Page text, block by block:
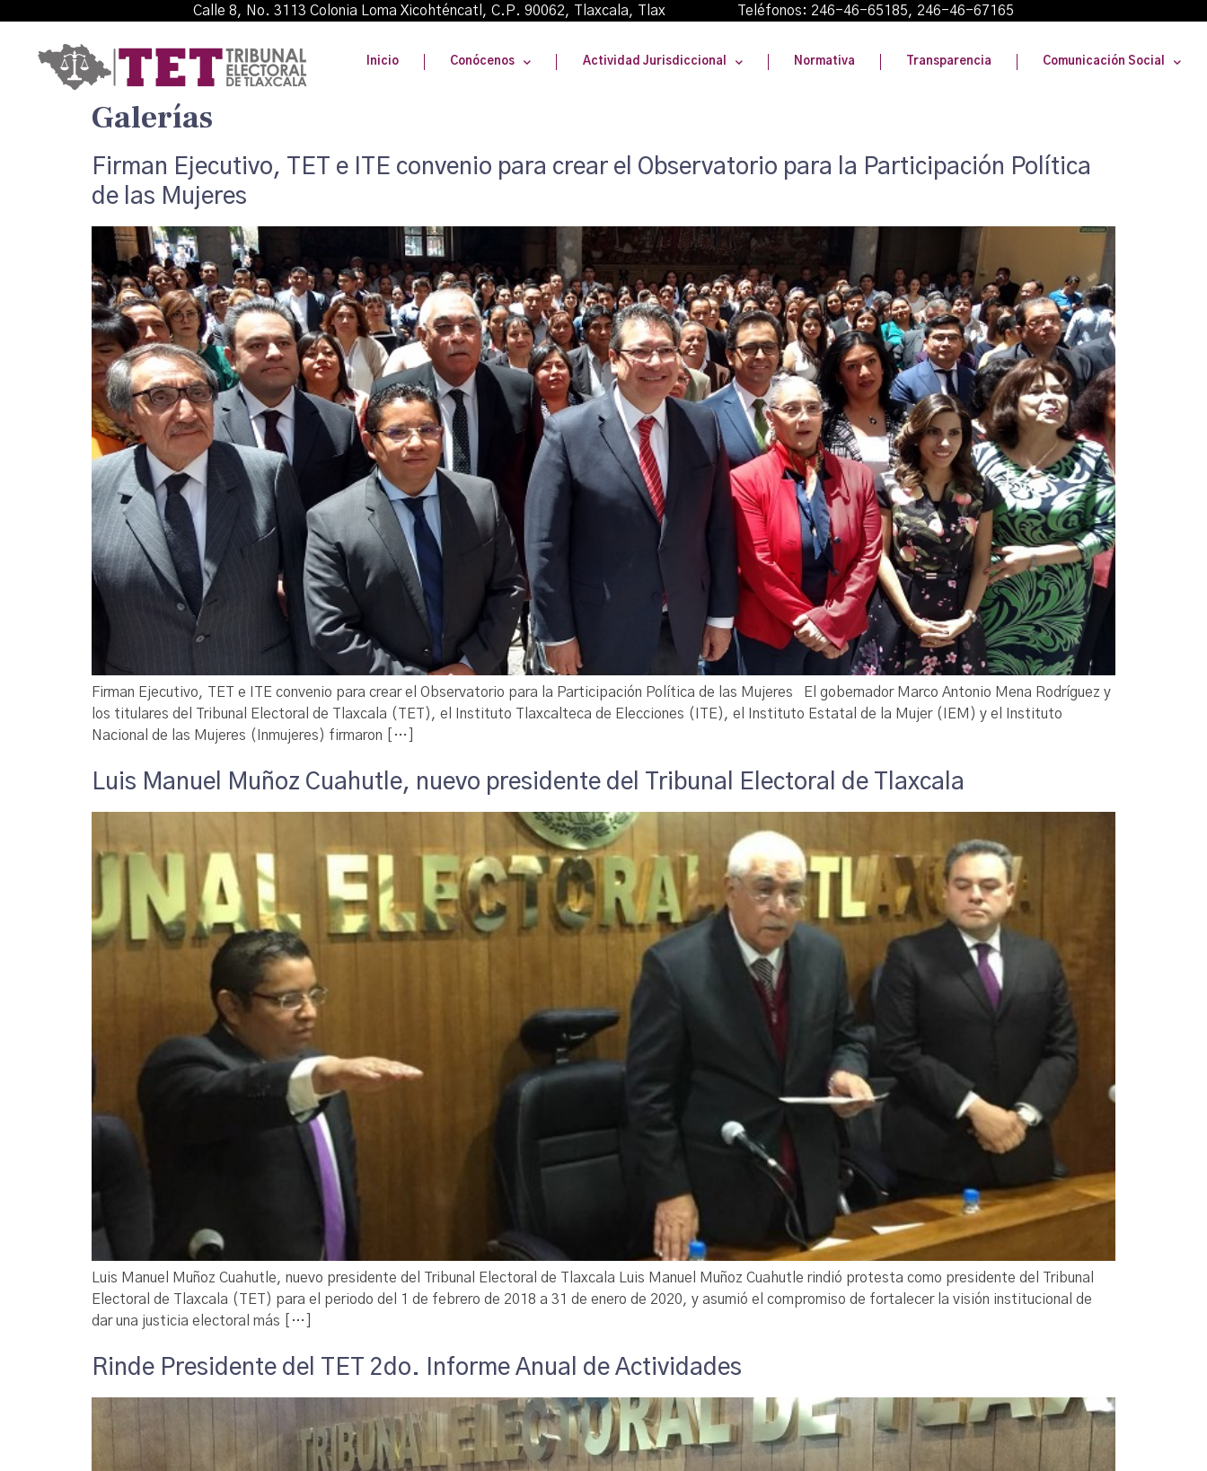
Calle 8, No. 3113 Colonia Loma Xicohténcatl, C.P. 90062, Tlaxcala, Tlax Teléfonos: 246-46-65185, 246-46-67165
Inicio Conócenos Actividad Jurisdiccional Normativa Transparencia Comunicación Social
Galerías
Firman Ejecutivo, TET e ITE convenio para crear el Observatorio para la Participación Política
de las Mujeres
Firman Ejecutivo, TET e ITE convenio para crear el Observatorio para la Participación Política de las Mujeres El gobernador Marco Antonio Mena Rodríguez y
los titulares del Tribunal Electoral de Tlaxcala (TET), el Instituto Tlaxcalteca de Elecciones (ITE), el Instituto Estatal de la Mujer (IEM) y el Instituto
Nacional de las Mujeres (Inmujeres) firmaron […]
Luis Manuel Muñoz Cuahutle, nuevo presidente del Tribunal Electoral de Tlaxcala
Luis Manuel Muñoz Cuahutle, nuevo presidente del Tribunal Electoral de Tlaxcala Luis Manuel Muñoz Cuahutle rindió protesta como presidente del Tribunal
Electoral de Tlaxcala (TET) para el periodo del 1 de febrero de 2018 a 31 de enero de 2020, y asumió el compromiso de fortalecer la visión institucional de
dar una justicia electoral más […]
Rinde Presidente del TET 2do. Informe Anual de Actividades